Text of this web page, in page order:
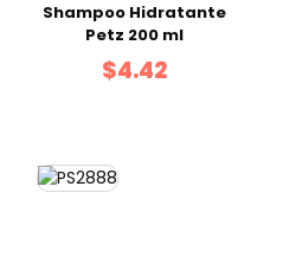
Shampoo Hidratante
Petz 200 ml
$4.42